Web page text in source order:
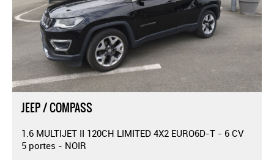
JEEP / COMPASS
1.6 MULTIJET II 120CH LIMITED 4X2 EURO6D-T - 6 CV
5 portes - NOIR